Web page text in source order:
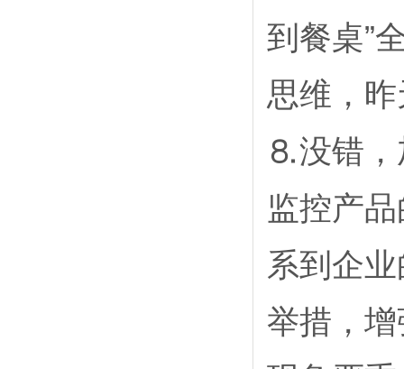
到餐桌”
思维，
⒏没错，
监控产
系到企
举措，